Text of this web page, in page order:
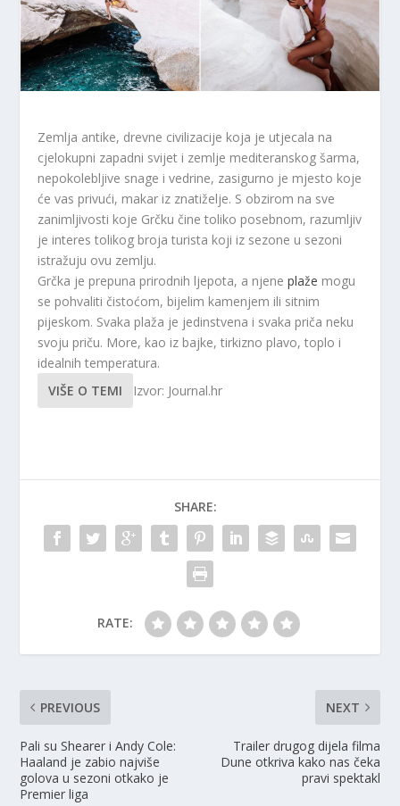
Zemlja antike, drevne civilizacije koja je utjecala na
cjelokupni zapadni svijet i zemlje mediteranskog šarma,
nepokolebljive snage i vedrine, zasigurno je mjesto koje
će vas privući, makar iz znatiželje. S obzirom na sve
zanimljivosti koje Grčku čine toliko posebnom, razumljiv
je interes tolikog broja turista koji iz sezone u sezoni
istražuju ovu zemlju.
Grčka je prepuna prirodnih ljepota, a njeneplaže mogu
se pohvaliti čistoćom, bijelim kamenjem ili sitnim
pijeskom. Svaka plaža je jedinstvena i svaka priča neku
svoju priču. More, kao iz bajke, tirkizno plavo, toplo i
idealnih temperatura.
VIŠE O TEMI
Izvor: Journal.hr
SHARE:
RATE:
PREVIOUS
Pali su Shearer i Andy Cole:
Haaland je zabio najviše
golova u sezoni otkako je
Premier liga
NEXT
Trailer drugog dijela filma
Dune otkriva kako nas čeka
pravi spektakl